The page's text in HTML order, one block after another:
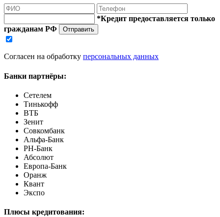
*Кредит предоставляется только
гражданам РФ
Отправить
Согласен на обработку персональных данных
Банки партнёры:
Сетелем
Тинькофф
ВТБ
Зенит
Совкомбанк
Альфа-Банк
РН-Банк
Абсолют
Европа-Банк
Оранж
Квант
Экспо
Плюсы кредитования: